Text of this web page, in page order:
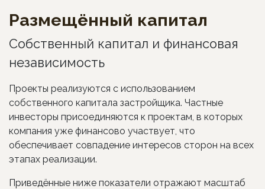
Размещённый капитал
Собственный капитал и финансовая
независимость
Проекты реализуются с использованием
собственного капитала застройщика. Частные
инвесторы присоединяются к проектам, в которых
компания уже финансово участвует, что
обеспечивает совпадение интересов сторон на всех
этапах реализации.
Приведённые ниже показатели отражают масштаб